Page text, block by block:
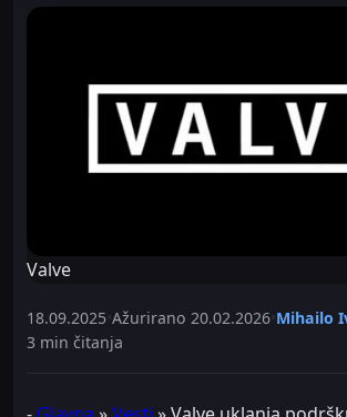
Valve
18.09.2025 Ažurirano 20.02.2026 Mihailo
3 min čitanja